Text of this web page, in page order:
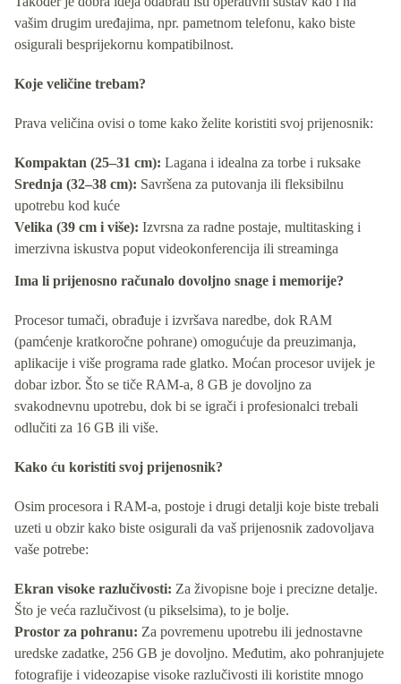
vašim drugim uređajima, npr. pametnom telefonu, kako biste
osigurali besprijekornu kompatibilnost.
Koje veličine trebam?
Prava veličina ovisi o tome kako želite koristiti svoj prijenosnik:
Kompaktan (25–31 cm): Lagana i idealna za torbe i ruksake
Srednja (32–38 cm): Savršena za putovanja ili fleksibilnu
upotrebu kod kuće
Velika (39 cm i više): Izvrsna za radne postaje, multitasking i
imerzivna iskustva poput videokonferencija ili streaminga
Ima li prijenosno računalo dovoljno snage i memorije?
Procesor tumači, obrađuje i izvršava naredbe, dok RAM
(pamćenje kratkoročne pohrane) omogućuje da preuzimanja,
aplikacije i više programa rade glatko. Moćan procesor uvijek je
dobar izbor. Što se tiče RAM-a, 8 GB je dovoljno za
svakodnevnu upotrebu, dok bi se igrači i profesionalci trebali
odlučiti za 16 GB ili više.
Kako ću koristiti svoj prijenosnik?
Osim procesora i RAM-a, postoje i drugi detalji koje biste trebali
uzeti u obzir kako biste osigurali da vaš prijenosnik zadovoljava
vaše potrebe:
Ekran visoke razlučivosti: Za živopisne boje i precizne detalje.
Što je veća razlučivost (u pikselsima), to je bolje.
Prostor za pohranu: Za povremenu upotrebu ili jednostavne
uredske zadatke, 256 GB je dovoljno. Međutim, ako pohranjujete
fotografije i videozapise visoke razlučivosti ili koristite mnogo